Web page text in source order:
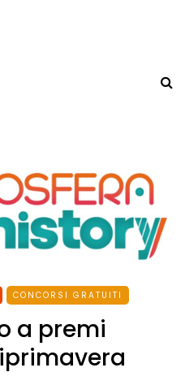
CONCORSI GRATUITI
a premi